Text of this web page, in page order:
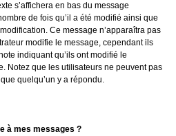
s’affichera en bas du message
de fois qu’il a été modifié ainsi que
Ce message n’apparaîtra pas
modifie le message, cependant ils
indiquant qu’ils ont modifié le
Notez que les utilisateurs ne peuvent pas
quelqu’un y a répondu.
à mes messages ?